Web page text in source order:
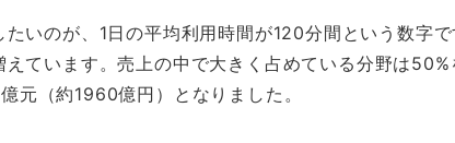
たいのが、1日の平均利用時間が120分間という数字
えています。売上の中で大きく占めている分野は
元（約1960億円）となりました。